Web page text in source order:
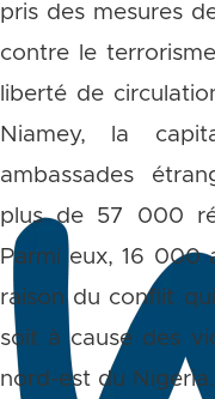
pris des mesures
contre le
liberté de
Niamey, la
ambassades
plus de 57 000
Parmi eux, 16 000
raison du conflit
soit à cause des
nord-est du Nigeria.